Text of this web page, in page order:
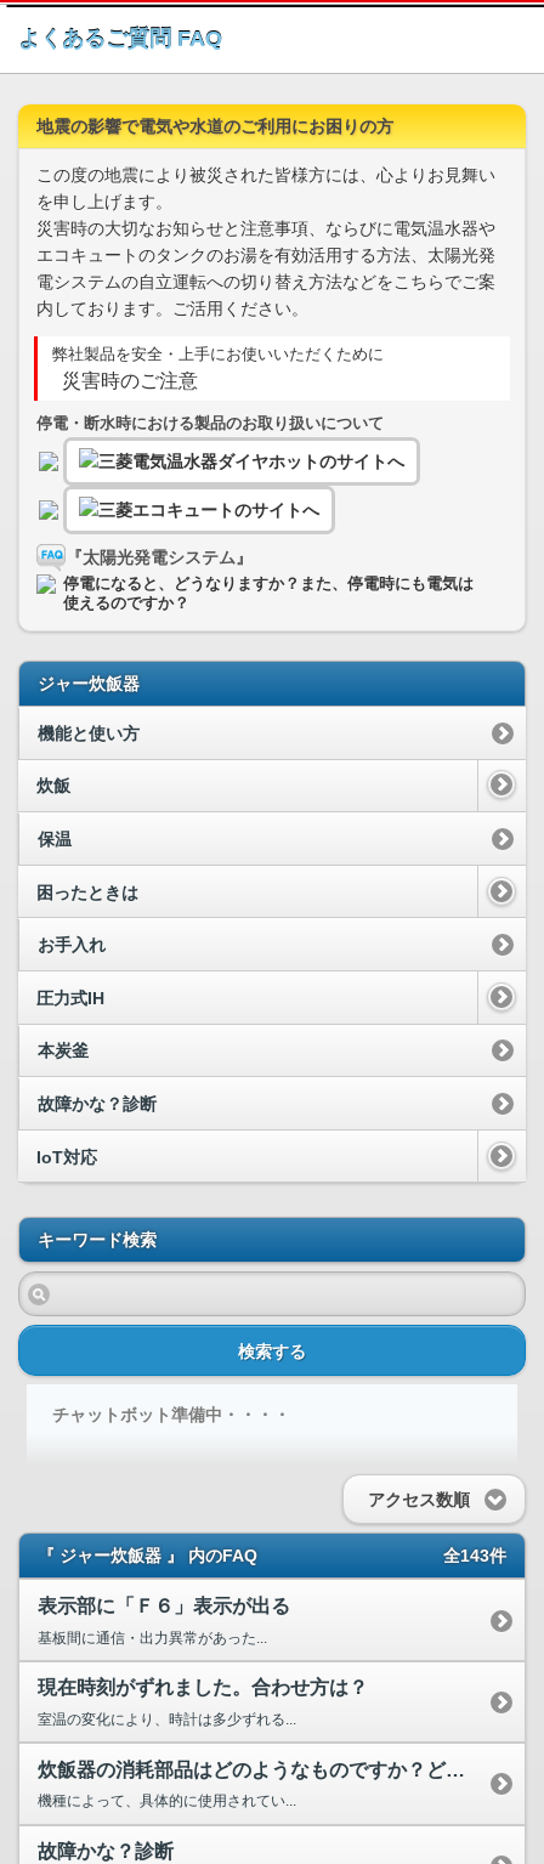
このページの本文へ
よくあるご質問 FAQ
地震の影響で電気や水道のご利用にお困りの方
この度の地震により被災された皆様方には、心よりお見舞い
を申し上げます。
災害時の大切なお知らせと注意事項、ならびに電気温水器や
エコキュートのタンクのお湯を有効活用する方法、太陽光発
電システムの自立運転への切り替え方法などをこちらでご案
内しております。ご活用ください。
弊社製品を安全・上手にお使いいただくために
災害時のご注意
停電・断水時における製品のお取り扱いについて
『太陽光発電システム』
停電になると、どうなりますか？また、停電時にも電気は
使えるのですか？
ジャー炊飯器
機能と使い方
炊飯
保温
困ったときは
お手入れ
圧力式IH
本炭釜
故障かな？診断
IoT対応
キーワード検索
検索する
チャットボット準備中・・・・
アクセス数順
『 ジャー炊飯器 』 内のFAQ 全143件
表示部に「Ｆ６」表示が出る
基板間に通信・出力異常があった...
現在時刻がずれました。合わせ方は？
室温の変化により、時計は多少ずれる...
炊飯器の消耗部品はどのようなものですか？どこで購入できますか？
機種によって、具体的に使用されてい...
故障かな？診断